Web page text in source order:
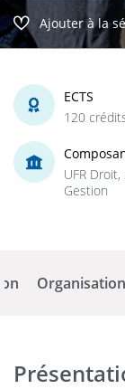
Ajouter à la
ECTS
120
UFR
Gestion
Organisation